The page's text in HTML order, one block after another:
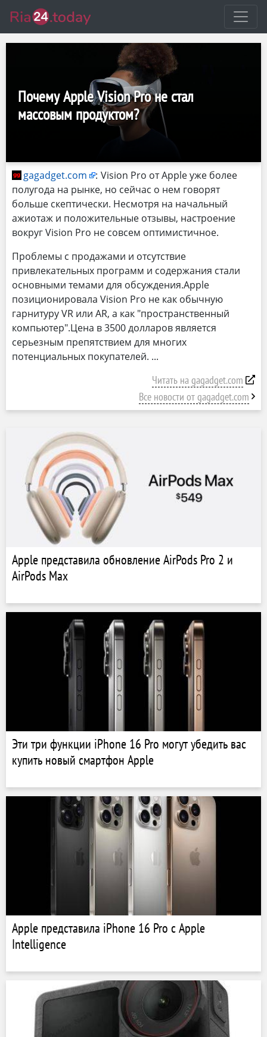
Почему Apple Vision Pro не стал
массовым продуктом?
gagadget.com : Vision Pro от Apple уже более
полугода на рынке, но сейчас о нем говорят
больше скептически. Несмотря на начальный
ажиотаж и положительные отзывы, настроение
вокруг Vision Pro не совсем оптимистичное.
Проблемы с продажами и отсутствие
привлекательных программ и содержания стали
основными темами для обсуждения.Apple
позиционировала Vision Pro не как обычную
гарнитуру VR или AR, а как "пространственный
компьютер".Цена в 3500 долларов является
серьезным препятствием для многих
потенциальных покупателей.
Читать на gagadget.com
Все новости от gagadget.com
Apple представила обновление AirPods Pro 2 и
AirPods Max
Эти три функции iPhone 16 Pro могут убедить вас
купить новый смартфон Apple
Apple представила iPhone 16 Pro с Apple
Intelligence